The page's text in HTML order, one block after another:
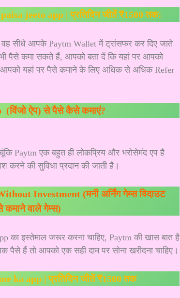
jeeto app | प्रतिदिन जीतें ₹1500 तक:
सीधे आपके Paytm Wallet में ट्रांसफर कर दिए जाते
पैसे कमा सकते हैं, आपको बता दें कि यहां पर आपको
यहां पर पैसे कमाने के लिए अधिक से अधिक Refer
ऐप) से पैसे कैसे कमाएं?
Paytm एक बहुत ही लोकप्रिय और भरोसेमंद एप है
करने की सुविधा प्रदान की जाती है।
Investment (मनी अर्निंग गेम्स विदाउट
कमाने वाले गेम्स)
इस्तेमाल जरूर करना चाहिए, Paytm की खास बात है
हैं तो आपको एक सही दाम पर सोना खरीदना चाहिए।
ka app | प्रतिदिन जीतें ₹1500 तक